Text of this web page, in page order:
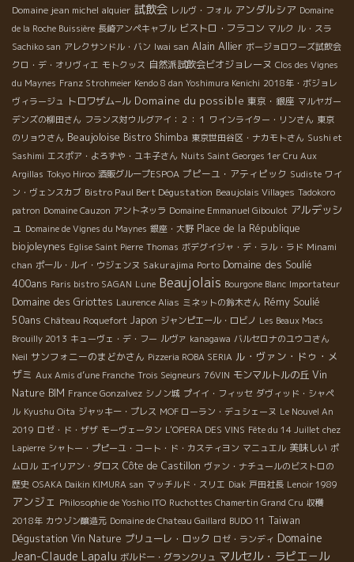
Domaine jean michel alquier 試飲会 レルヴ・フォル アンダルシア Domaine
de la Roche Buissière 長崎アンペキャブル ビストロ・フラコン マルク ル・スラ
Sachiko san アレクサンドル・バン Iwai san Alain Allier ボージョロワーズ試飲会
クロ・デ・オリヴィエ モトクッス 自然派試飲会ビオジョレーヌ Clos des Vignes
du Maynes Franz Strohmeier Kendo 8 dan Yoshimura Kenichi 2018年・ボジョレ
ヴィラージュ トロワザム−ル Domaine du possible 東京・銀座 マルヤガー
デンズの柳田さん フランス対ウルグアイ：２：１ ワインライター・リンさん 東京
のリョウさん Beaujoloise Bistro Shimba 東京世田谷区・ナカモトさん Sushi et
Sashimi エスポア・よろずや・ユキ子さん Nuits Saint Georges 1er Cru Aux
Argillas Tokyo Hiroo 酒販グループESPOA プピーユ・アティピック Sudiste ワイ
ン・ヴェンスカブ Bistro Paul Bert Dégustation Beaujolais Villages Tadokoro
patron Domaine Cauzon アントネッラ Domaine Emmanuel Giboulot アルデッシ
ュ Domaine de Vignes du Maynes 銀座・大野 Place de la République
biojoleynes Eglise Saint Pierre Thomas ボデグイジャ・デ・ラル・ラド Minami
chan ポール・ルイ・ウジェンヌ Sakurajima Porto Domaine des Soulié
400ans Paris bistro SAGAN Lune Beaujolais Bourgone Blanc Importateur
Domaine des Griottes Laurence Alias ミネットの鈴木さん Rémy Soulié
50ans Château Roquefort Japon ジャンピエール・ロビノ Les Beaux Macs
Brouilly 2013 キューヴェ・デ・フー ルヴァ kanagawa バルセロナのユウコさん
Neil サンフォニーのまどかさん Pizzeria ROBA SERIA ル・ヴァン・ドゥ・メ
ザミ Aux Amis d’une Franche Trois Seigneurs 76VIN モンマルトルの丘 Vin
Nature BIM France Gonzalvez シノン城 プイイ・フィッセ ダヴィッド・シャペ
ル Kyushu Oita ジャッキー・プレス MOF ローラン・デュシェーヌ Le Nouvel An
2019 ロゼ・ド・ザザ モーヴェータン L'OPERA DES VINS Fête du 14 Juillet chez
Lapierre シャトー・プピーユ・コート・ド・カスティヨン マニュエル 美味しい ポ
ムロル エイリアン・ダロス Côte de Castillon ヴァン・ナチュールのビストロの
歴史 OSAKA Daikin KIMURA san マッチルド・スリエ Diak 戸田社長 Lenoir 1989
アンジェ Philosophie de Yoshio ITO Ruchottes Chamertin Grand Cru 収穫
2018年 カウゾン醸造元 Domaine de Chateau Gaillard BUDO 11 Taiwan
Dégustation Vin Nature プリューレ・ロック ロゼ・ランディ Domaine
Jean-Claude Lapalu ボルドー・グランクリュ マルセル・ラピエ－ル